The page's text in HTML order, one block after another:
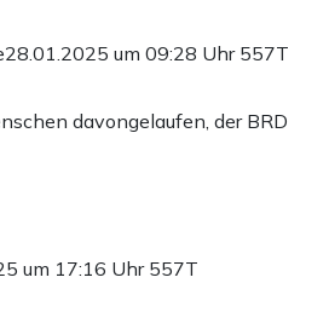
28.01.2025 um 09:28 Uhr 557T
davongelaufen, der BRD
um 17:16 Uhr 557T